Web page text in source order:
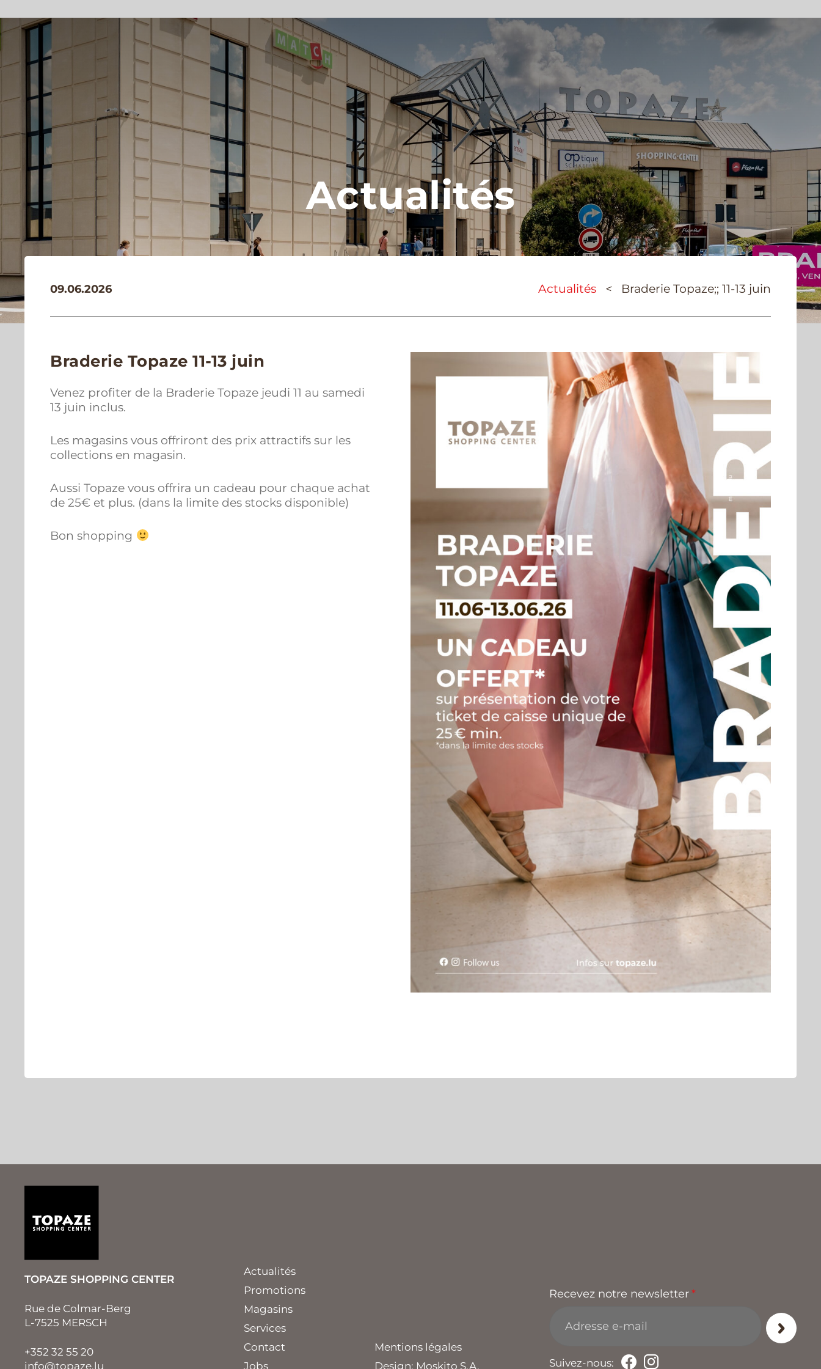
Actualités
09.06.2026 Actualités < Braderie Topaze;; 11-13 juin
Braderie Topaze 11-13 juin
Venez profiter de la Braderie Topaze jeudi 11 au samedi
13 juin inclus.
Les magasins vous offriront des prix attractifs sur les
collections en magasin.
Aussi Topaze vous offrira un cadeau pour chaque achat
de 25€ et plus. (dans la limite des stocks disponible)
Bon shopping
TOPAZE SHOPPING CENTER
Rue de Colmar-Berg
L-7525 MERSCH
+352 32 55 20
info@topaze.lu
Actualités
Promotions
Magasins
Services
Contact
Jobs
Mentions légales
Design: Moskito S.A.
Recevez notre newsletter*
Suivez-nous: